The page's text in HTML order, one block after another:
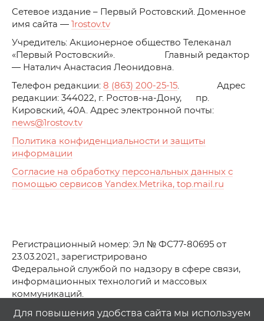
Cетевое издание – Первый Ростовский. Доменное
имя сайта —
1rostov.tv
Учредитель: Акционерное общество Телеканал
«Первый Ростовский». Главный редактор
— Наталич Анастасия Леонидовна.
Телефон редакции: 8 (863) 200-25-15. Адрес
редакции: 344022, г. Ростов-на-Дону, пр.
Кировский, 40А. Адрес электронной почты:
news@1rostov.tv
Политика конфиденциальности и защиты
информации
Согласие на обработку персональных данных с
помощью сервисов Yandex.Metrika, top.mail.ru
Регистрационный номер: Эл № ФС77-80695 от
23.03.2021., зарегистрировано
Федеральной службой по надзору в сфере связи,
информационных технологий и массовых
коммуникаций.
© АО Телеканал «Первый Ростовский» (2021-2025)
Для повышения удобства сайта мы используем